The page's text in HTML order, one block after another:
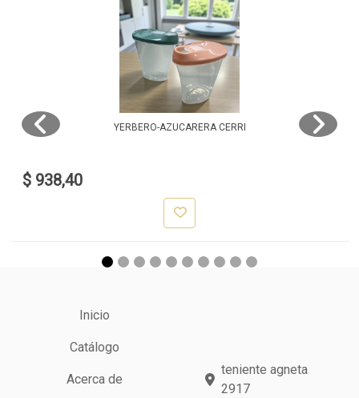
YERBERO-AZUCARERA CERRI
$ 938,40
Inicio
Catálogo
Acerca de
teniente agneta
2917